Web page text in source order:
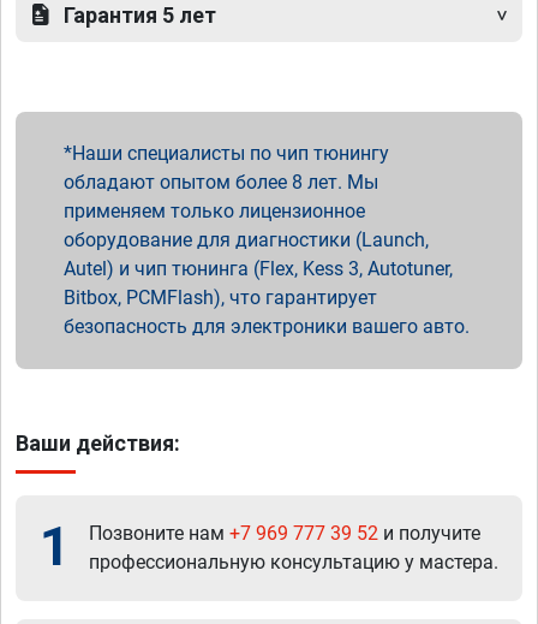
Гарантия 5 лет
Наши специалисты по чип тюнингу
обладают опытом более 8 лет. Мы
применяем только лицензионное
оборудование для диагностики (Launch,
Autel) и чип тюнинга (Flex, Kess 3, Autotuner,
Bitbox, PCMFlash), что гарантирует
безопасность для электроники вашего авто.
Ваши действия:
1 Позвоните нам +7 969 777 39 52 и получите
профессиональную консультацию у мастера.